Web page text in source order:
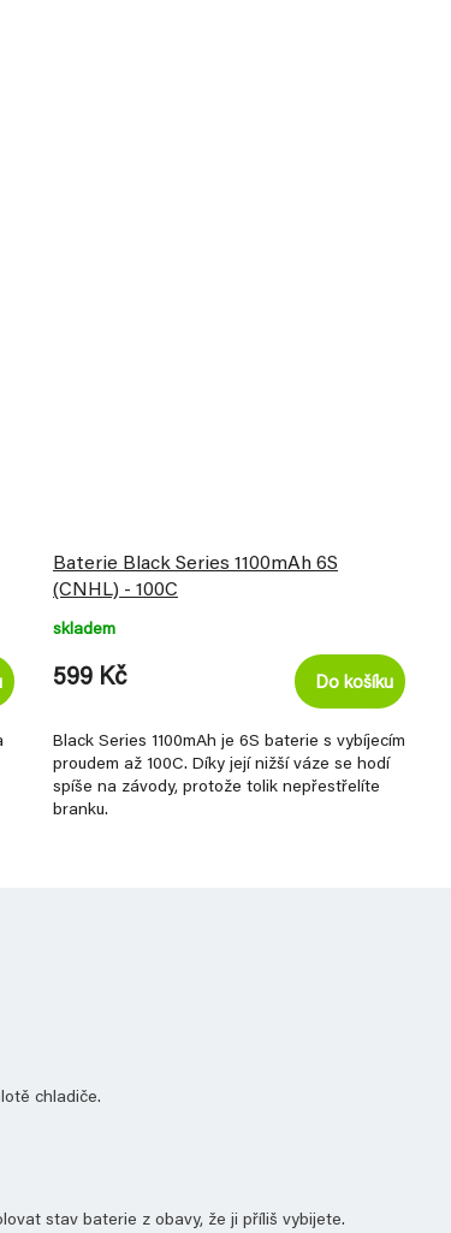
Baterie Black Series 1100mAh 6S
(CNHL) - 100C
skladem
599 Kč Do košíku
Black Series 1100mAh je 6S baterie s vybíjecím
proudem až 100C. Díky její nižší váze se hodí
spíše na závody, protože tolik nepřestřelíte
branku.
chladiče.
stav baterie z obavy, že ji příliš vybijete.